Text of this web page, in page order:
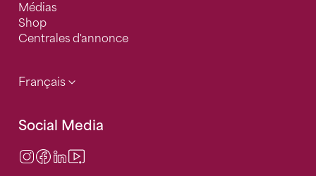
Médias
Shop
Centrales d'annonce
Français
Social Media
Instagram
Facebook
LinkedIn